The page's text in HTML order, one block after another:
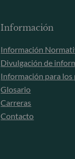
Información
Información
Divulgación de
Información para los
Glosario
Carreras
Contacto